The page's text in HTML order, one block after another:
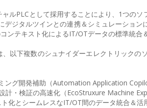
ルPLCとして採用することにより、1つの
デジタルツインとの連携＆シミュレーショ
ンテキスト化によるIT/OTデータの標準統合
以下複数のシュナイダーエレクトリックの
ング開発補助（Automation Application
計・検証の高速化（EcoStruxure Machine
化とシームレスなIT/OT間のデータ統合＆活